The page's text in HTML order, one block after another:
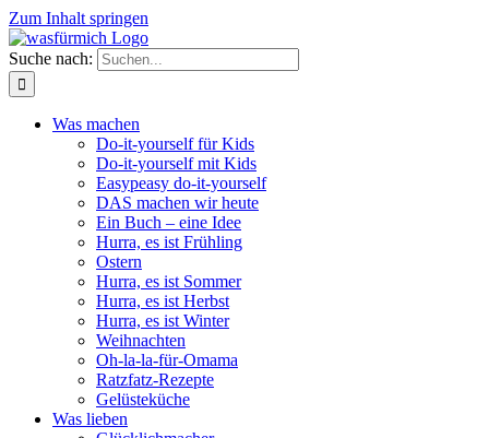
Zum Inhalt springen
Suche nach:
Was machen
Do-it-yourself für Kids
Do-it-yourself mit Kids
Easypeasy do-it-yourself
DAS machen wir heute
Ein Buch – eine Idee
Hurra, es ist Frühling
Ostern
Hurra, es ist Sommer
Hurra, es ist Herbst
Hurra, es ist Winter
Weihnachten
Oh-la-la-für-Omama
Ratzfatz-Rezepte
Gelüsteküche
Was lieben